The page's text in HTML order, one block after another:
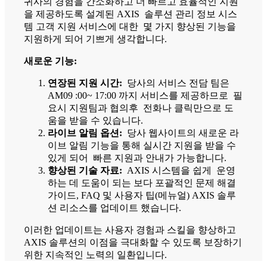
을 제공하도록 설계된 AXIS 솔루션 관리 정보 시스
템 고객 지원 서비스에 대한 몇 가지 향상된 기능을
지원하게 되어 기쁘게 생각합니다.
새로운 기능:
연장된 지원 시간: 당사의 서비스 전담 팀은
AM09 :00~ 17:00 까지 서비스를 제공하므로 필
요시 지원팀과 협의후 전화나 클릭만으로 도
움을 받을 수 있습니다.
라이브 알림 옵션: 당사 웹사이트의 새로운 라
이브 알림 기능을 통해 실시간 지원을 받을 수
있게 되어 빠른 지원과 안내가 가능합니다.
향상된 기술 자료: AXIS 시스템을 쉽게 운영
하는 데 도움이 되는 보다 포괄적인 문제 해결
가이드, FAQ 및 사용자 팁(메뉴얼) AXIS 솔루
션 리소스를 업데이트 했습니다.
이러한 업데이트는 사용자 경험과 스킬을 향상하고
AXIS 솔루션의 이점을 극대화할 수 있도록 보장하기
위한 지속적인 노력의 일환입니다.